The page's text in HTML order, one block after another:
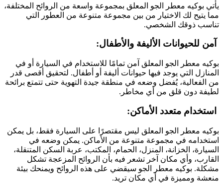
يأتي بوكيه معطر الجو المعلق بمجموعة واسعة من الروائح المختلفة،
مما يتيح لك الاختيار من بين مجموعة متنوعة من العطور التي
تناسب ذوقك الشخصي.
آمن للحيوانات الأليفة والأطفال:
بوكيه معطر الجو المعلق آمن تمامًا للاستخدام في السيارة أو في
المنازل التي يوجد فيها حيوانات أليفة أو أطفال. لتحقيق أقصى قدر
من الفعالية، يُفضل وضعه في منطقة جيدة التهوية حتى تتمتع برائحة
لطيفة دون قلق من أي مخاطر.
استخدام متعدد الأماكن:
بوكيه معطر الجو المعلق ليس مقتصرًا على السيارة فقط، بل يمكن
استخدامه في مجموعة متنوعة من الأماكن. يمكن وضعه في
السيارة، الخزانة، المنزل، الحمام، المكتب، عربة السكن المتنقلة،
القارب، وأي مكان آخر تشعر فيه بأن الروائح المزعجة تشكل
مشكلة. بوكيه معطر الجو سيقضي على هذه الروائح ويمنحك بيئة
منعشة ومميزة في أي مكان تريد.